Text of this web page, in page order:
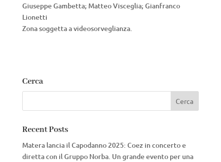
Giuseppe Gambetta; Matteo Visceglia; Gianfranco
Lionetti
Zona soggetta a videosorveglianza.
Cerca
Recent Posts
Matera lancia il Capodanno 2025: Coez in concerto e
diretta con il Gruppo Norba. Un grande evento per una